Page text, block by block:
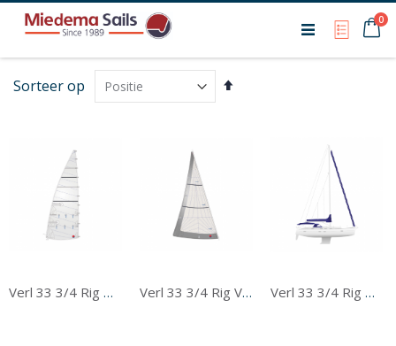
My0
Sorteer op
Van
Verl 33 3/4 Rig Grootzeil Verl 33 3/4 Rig Voorzeil Verl 33 3/4 Rig Tentwerk